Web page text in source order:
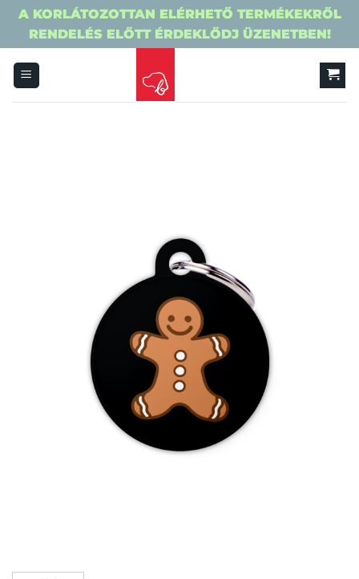
A KORLÁTOZOTTAN ELÉRHETŐ TERMÉKEKRŐL
RENDELÉS ELŐTT ÉRDEKLŐDJ ÜZENETBEN!